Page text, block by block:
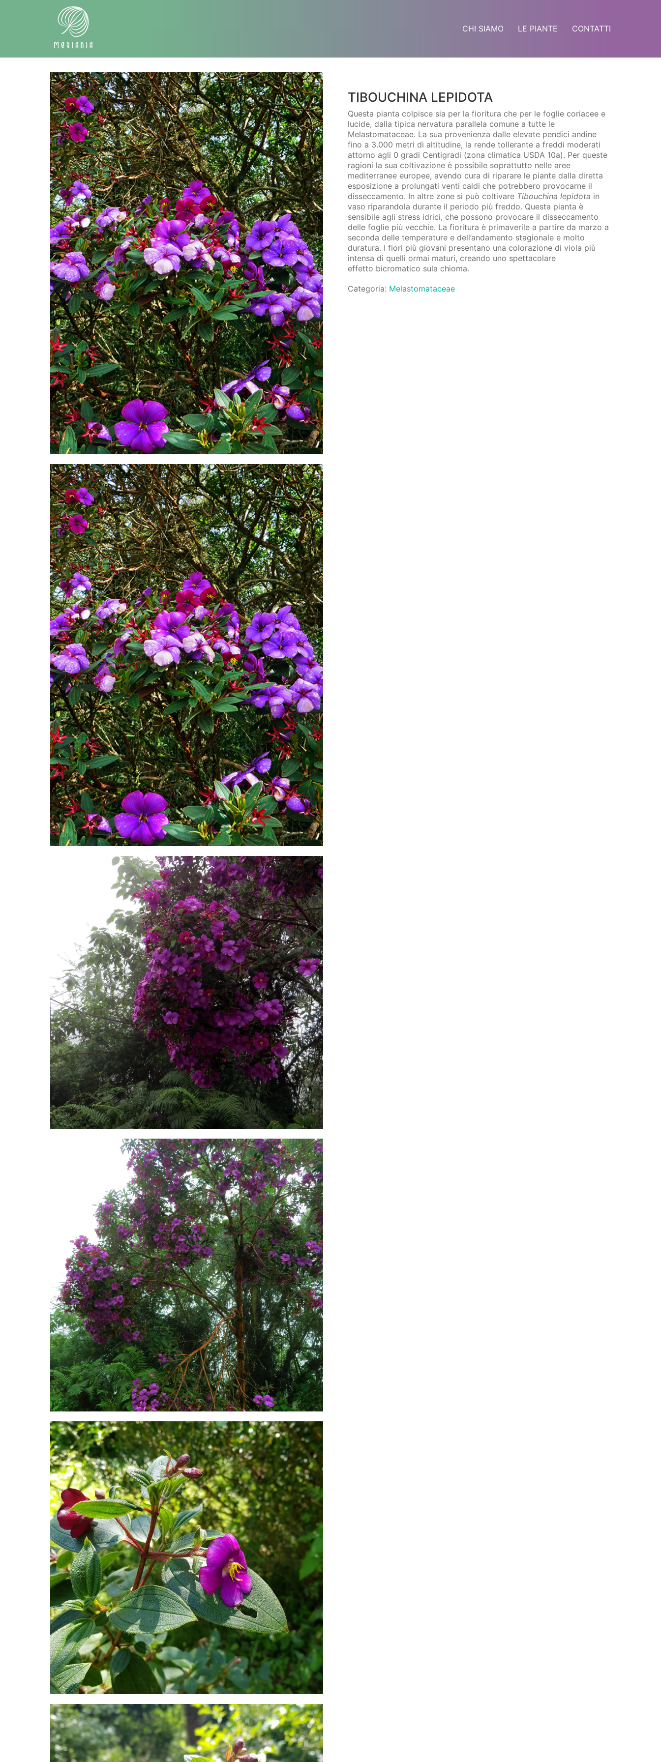
CHI SIAMO LE PIANTE CONTATTI
TIBOUCHINA LEPIDOTA
Questa pianta colpisce sia per la fioritura che per le foglie coriacee e
lucide, dalla tipica nervatura parallela comune a tutte le
Melastomataceae. La sua provenienza dalle elevate pendici andine
fino a 3.000 metri di altitudine, la rende tollerante a freddi moderati
attorno agli 0 gradi Centigradi (zona climatica USDA 10a). Per queste
ragioni la sua coltivazione è possibile soprattutto nelle aree
mediterranee europee, avendo cura di riparare le piante dalla diretta
esposizione a prolungati venti caldi che potrebbero provocarne il
disseccamento. In altre zone si può coltivare Tibouchina lepidota in
vaso riparandola durante il periodo più freddo. Questa pianta è
sensibile agli stress idrici, che possono provocare il disseccamento
delle foglie più vecchie. La fioritura è primaverile a partire da marzo a
seconda delle temperature e dell’andamento stagionale e molto
duratura. I fiori più giovani presentano una colorazione di viola più
intensa di quelli ormai maturi, creando uno spettacolare
effetto bicromatico sula chioma.
Categoria: Melastomataceae